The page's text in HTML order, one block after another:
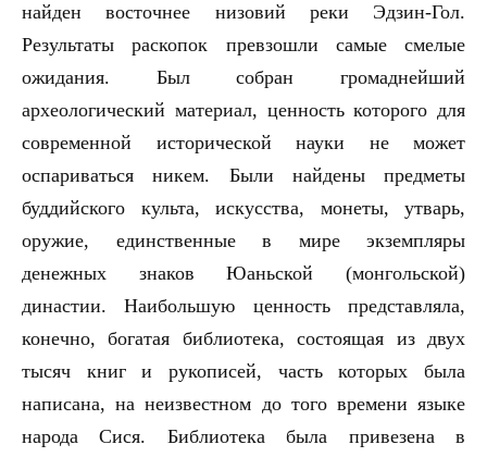
найден восточнее низовий реки Эдзин-Гол.
Результаты раскопок превзошли самые смелые
ожидания. Был собран громаднейший
археологический материал, ценность которого для
современной исторической науки не может
оспариваться никем. Были найдены предметы
буддийского культа, искусства, монеты, утварь,
оружие, единственные в мире экземпляры
денежных знаков Юаньской (монгольской)
династии. Наибольшую ценность представляла,
конечно, богатая библиотека, состоящая из двух
тысяч книг и рукописей, часть которых была
написана, на неизвестном до того времени языке
народа Сися. Библиотека была привезена в